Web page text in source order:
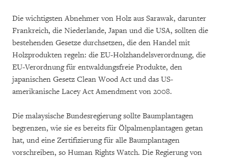
Die wichtigsten Abnehmer von Holz aus Sarawak, darunter
Frankreich, die Niederlande, Japan und die USA, sollten die
bestehenden Gesetze durchsetzen, die den Handel mit
Holzprodukten regeln: die EU-Holzhandelsverordnung, die
EU-Verordnung für entwaldungsfreie Produkte, den
japanischen Gesetz Clean Wood Act und das US-
amerikanische Lacey Act Amendment von 2008.
Die malaysische Bundesregierung sollte Baumplantagen
begrenzen, wie sie es bereits für Ölpalmenplantagen getan
hat, und eine Zertifizierung für alle Baumplantagen
vorschreiben, so Human Rights Watch. Die Regierung von